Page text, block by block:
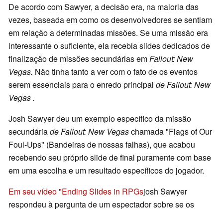
De acordo com Sawyer, a decisão era, na maioria das
vezes, baseada em como os desenvolvedores se sentiam
em relação a determinadas missões. Se uma missão era
interessante o suficiente, ela recebia slides dedicados de
finalização de missões secundárias emFallout: New
Vegas. Não tinha tanto a ver com o fato de os eventos
serem essenciais para o enredo principal de Fallout: New
Vegas.
Josh Sawyer deu um exemplo específico da missão
secundáriade Fallout: New Vegaschamada "Flags of Our
Foul-Ups" (Bandeiras de nossas falhas), que acabou
recebendo seu próprio slide de final puramente com base
em uma escolha e um resultado específicos do jogador.
Em seu vídeo "Ending Slides in RPGsjosh Sawyer
respondeu à pergunta de um espectador sobre se os